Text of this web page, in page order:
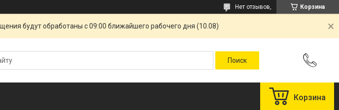
Корзина
Нет отзывов,
будут обработаны с 09:00 ближайшего рабочего дня (10.08)
Корзина